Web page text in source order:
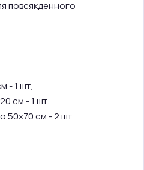
повсякденного
- 1 шт,
см - 1 шт.,
50х70 см - 2 шт.